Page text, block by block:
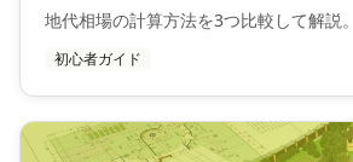
地代相場の計算方法を3つ比較して解説。
初心者ガイド